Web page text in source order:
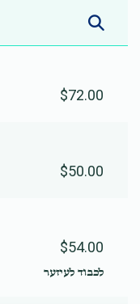
$72.00
$50.00
$54.00
לכבוד לעיזער